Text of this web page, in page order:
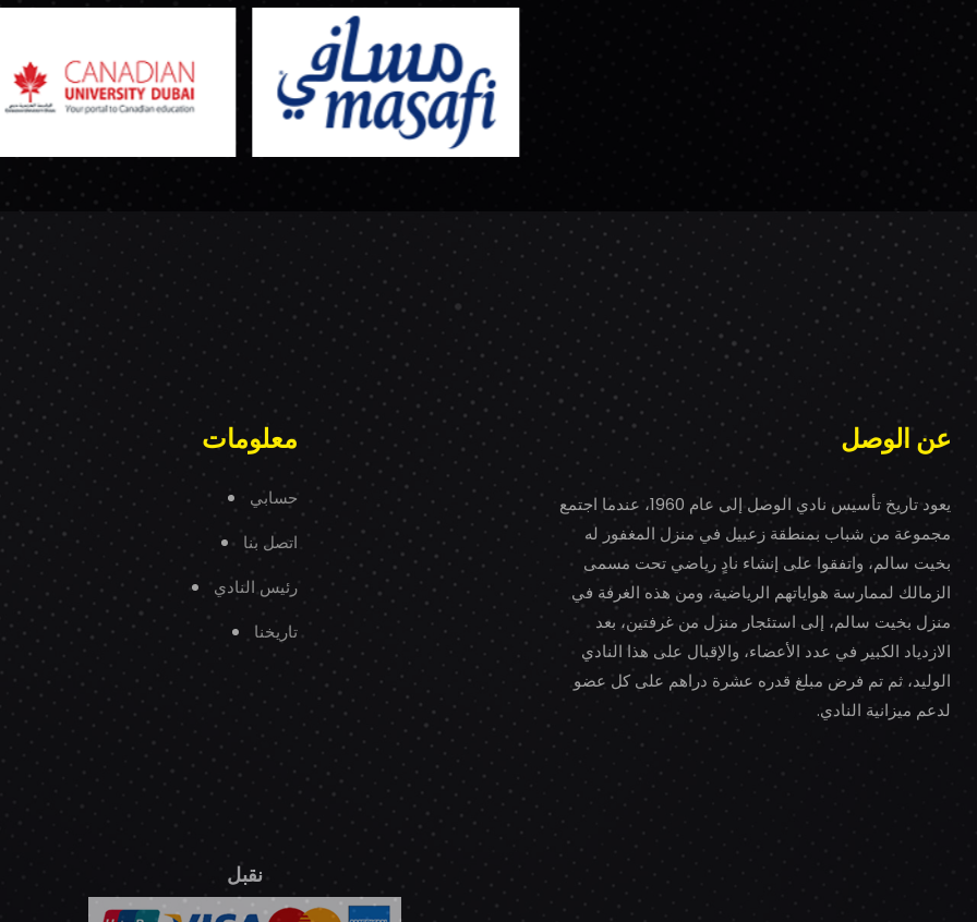
عن الوصل
يعود تاريخ تأسيس نادي الوصل إلى عام 1960، عندما اجتمع
مجموعة من شباب بمنطقة زعبيل في منزل المغفور له
بخيت سالم، واتفقوا على إنشاء نادٍ رياضي تحت مسمى
الزمالك لممارسة هواياتهم الرياضية، ومن هذه الغرفة في
منزل بخيت سالم، إلى استئجار منزل من غرفتين، بعد
الازدياد الكبير في عدد الأعضاء، والإقبال على هذا النادي
الوليد، ثم تم فرض مبلغ قدره عشرة دراهم على كل عضو
لدعم ميزانية النادي.
معلومات
حسابي
اتصل بنا
رئيس النادي
تاريخنا
نقبل